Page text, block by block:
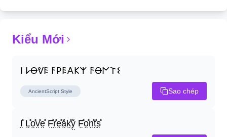
Kiểu Mới
𐌉 𐌋Ꝋᕓ𐌄 𐌅𐌓𐌄𐌀𐌊𐌙 𐌅Ꝋ𐌍𐌕𐌔
AncientScript Style Sao chép
I̤̊ L̤̊o̤̊v̤̊e̤̊ F̤̊r̤̊e̤̊å̤k̤̊ẙ̤ F̤̊o̤̊n̤̊t̤̊s̤̊